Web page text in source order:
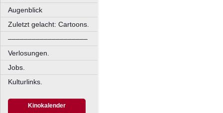
Augenblick
Zuletzt gelacht: Cartoons.
––––––––––––––––––––
Verlosungen.
Jobs.
Kulturlinks.
Kinokalender